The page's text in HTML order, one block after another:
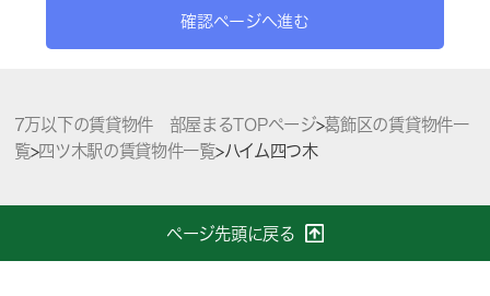
確認ページへ進む
7万以下の賃貸物件 部屋まるTOPページ>葛飾区の賃貸物件一
覧>四ツ木駅の賃貸物件一覧>ハイム四つ木
ページ先頭に戻る